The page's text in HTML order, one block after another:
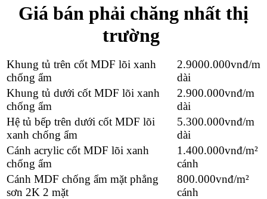
Giá bán phải chăng nhất thị
trường
Khung tủ trên cốt MDF lõi xanh
chống ẩm
2.9000.000vnđ/m
dài
Khung tủ dưới cốt MDF lõi xanh
chống ẩm
2.900.000vnđ/m
dài
Hệ tủ bếp trên dưới cốt MDF lõi
xanh chống ẩm
5.300.000vnđ/m
dài
Cánh acrylic cốt MDF lõi xanh
chống ẩm
1.400.000vnđ/m²
cánh
Cánh MDF chống ẩm mặt phẳng
sơn 2K 2 mặt
800.000vnđ/m²
cánh